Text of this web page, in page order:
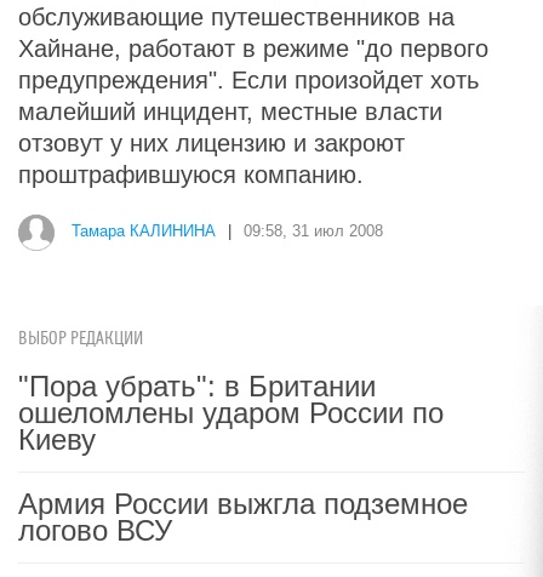
обслуживающие путешественников на
Хайнане, работают в режиме "до первого
предупреждения". Если произойдет хоть
малейший инцидент, местные власти
отзовут у них лицензию и закроют
проштрафившуюся компанию.
Тамара КАЛИНИНА 09:58, 31 июл 2008
ВЫБОР РЕДАКЦИИ
"Пора убрать": в Британии
ошеломлены ударом России по
Киеву
Армия России выжгла подземное
логово ВСУ